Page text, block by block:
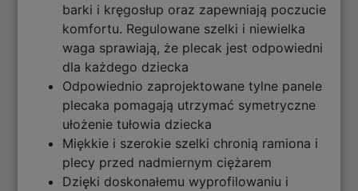
barki i kręgosłup oraz zapewniają poczucie
komfortu. Regulowane szelki i niewielka
waga sprawiają, że plecak jest odpowiedni
dla każdego dziecka
Odpowiednio zaprojektowane tylne panele
plecaka pomagają utrzymać symetryczne
ułożenie tułowia dziecka
Miękkie i szerokie szelki chronią ramiona i
plecy przed nadmiernym ciężarem
Dzięki doskonałemu wyprofilowaniu i